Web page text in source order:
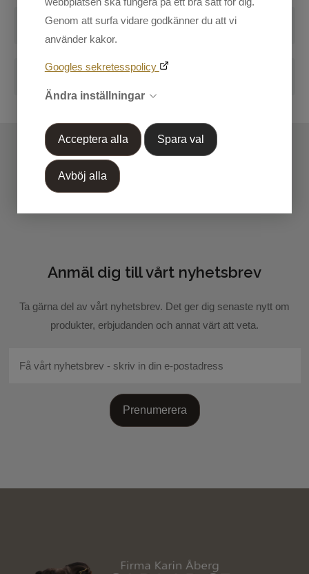
Genom att surfa vidare godkänner du att vi
använder kakor.
Googles sekretesspolicy
Ändra inställningar
Acceptera alla Spara val
Avböj alla
Herr
Mina sidor
Handla efter Varumärke
OUTLET 50%-70%
Recensioner
Skicka recension
Blogg
blogg.
Anmäl dig till vårt nyhetsbrev
Ta gärna del av vårt nyhetsbrev. Det ger dig senaste nytt om
produkter, erbjudanden och annat värt att veta.
Prenumerera